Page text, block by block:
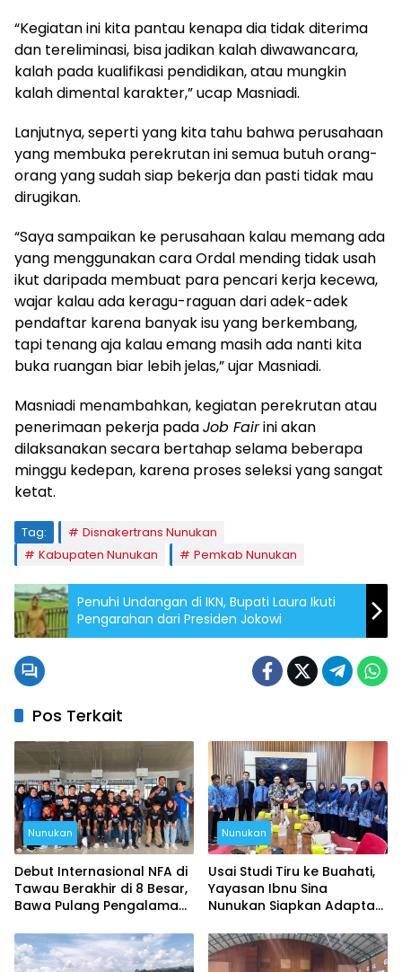
“Kegiatan ini kita pantau kenapa dia tidak diterima
dan tereliminasi, bisa jadikan kalah diwawancara,
kalah pada kualifikasi pendidikan, atau mungkin
kalah dimental karakter,” ucap Masniadi.
Lanjutnya, seperti yang kita tahu bahwa perusahaan
yang membuka perekrutan ini semua butuh orang-
orang yang sudah siap bekerja dan pasti tidak mau
dirugikan.
“Saya sampaikan ke perusahaan kalau memang ada
yang menggunakan cara Ordal mending tidak usah
ikut daripada membuat para pencari kerja kecewa,
wajar kalau ada keragu-raguan dari adek-adek
pendaftar karena banyak isu yang berkembang,
tapi tenang aja kalau emang masih ada nanti kita
buka ruangan biar lebih jelas,” ujar Masniadi.
Masniadi menambahkan, kegiatan perekrutan atau
penerimaan pekerja padaJob Fairini akan
dilaksanakan secara bertahap selama beberapa
minggu kedepan, karena proses seleksi yang sangat
ketat.
Tag:
Disnakertrans Nunukan
Kabupaten Nunukan
Pemkab Nunukan
Penuhi Undangan di IKN, Bupati Laura Ikuti
Pengarahan dari Presiden Jokowi
Pos Terkait
Nunukan
Debut Internasional NFA di
Tawau Berakhir di 8 Besar,
Bawa Pulang Pengalaman
Nunukan
Usai Studi Tiru ke Buahati,
Yayasan Ibnu Sina
Nunukan Siapkan Adaptasi